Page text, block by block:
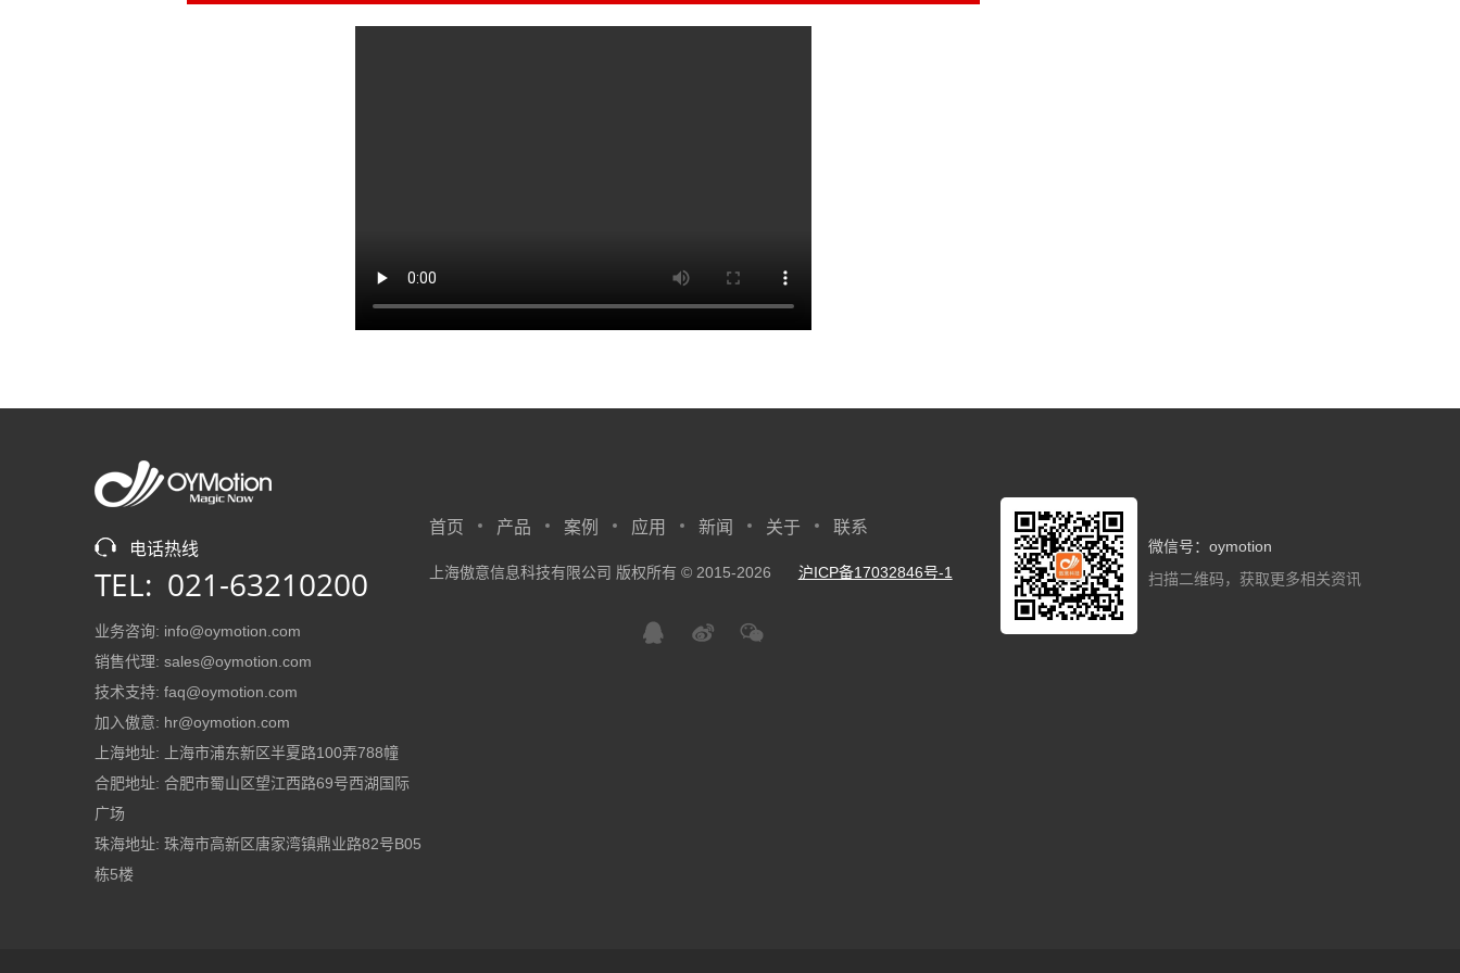
电话热线
TEL: 021-63210200
业务咨询: info@oymotion.com
销售代理: sales@oymotion.com
技术支持: faq@oymotion.com
加入傲意: hr@oymotion.com
上海地址: 上海市浦东新区半夏路100弄788幢
合肥地址: 合肥市蜀山区望江西路69号西湖国际
广场
珠海地址: 珠海市高新区唐家湾镇鼎业路82号B05
栋5楼
首页 产品 案例 应用 新闻 关于 联系
上海傲意信息科技有限公司 版权所有 © 2015-2026 沪ICP备17032846号-1
微信号：oymotion
扫描二维码，获取更多相关资讯